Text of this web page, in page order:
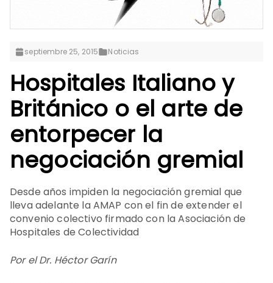
septiembre 25, 2015 Noticias
Hospitales Italiano y
Británico o el arte de
entorpecer la
negociación gremial
Desde años impiden la negociación gremial que
lleva adelante la AMAP con el fin de extender el
convenio colectivo firmado con la Asociación de
Hospitales de Colectividad
Por el Dr. Héctor Garín